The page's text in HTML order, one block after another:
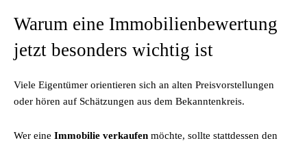
Warum eine Immobilienbewertung
jetzt besonders wichtig ist
Viele Eigentümer orientieren sich an alten Preisvorstellungen
oder hören auf Schätzungen aus dem Bekanntenkreis.
Wer eine Immobilie verkaufen möchte, sollte stattdessen den